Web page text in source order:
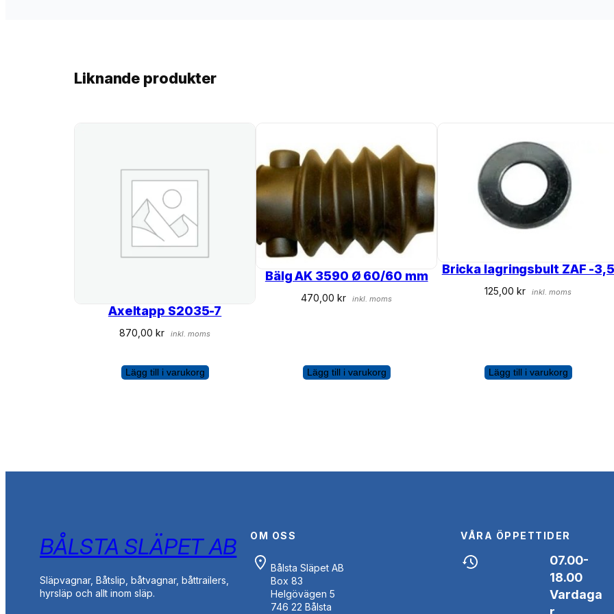
Liknande produkter
Axeltapp S2035-7
870,00kr inkl. moms
Lägg till i varukorg
Bälg AK 3590 Ø 60/60 mm
470,00kr inkl. moms
Lägg till i varukorg
Bricka lagringsbult ZAF -3,5
125,00kr inkl. moms
Lägg till i varukorg
BÅLSTA SLÄPET AB
Släpvagnar, Båtslip, båtvagnar, båttrailers,
hyrsläp och allt inom släp.
OM OSS
Bålsta Släpet AB
Box 83
Helgövägen 5
746 22 Bålsta
VÅRA ÖPPETTIDER
07.00-
18.00
Vardaga